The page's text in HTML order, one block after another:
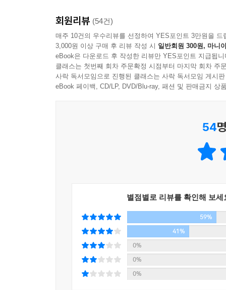
카메라 앵글 가득 함박웃음을 짓고 있는 젊은 남
뒤엉켜 얼어붙은 검게 그을린 얼굴에 꾀죄죄한 몰
그는 1970년에 세계 최초로 5대륙 최고봉 등정자
도전하는 것과 도전하지 못하는 것의 차이는 무엇
무엇이 도전을 가능하게 하는 걸까?
것이 가능했던 것은 그의 꿈을 향한 열정과 타고
그는 무언가 철학이 있어서 산에 오른 게 아니
우리는 왜 도전정신을 잃어버렸는가?
당신은 도전 앞에서 언제까지 머뭇거릴 것인가?
“나에게도 길에 대한 꿈이 하나 있다. ‘아침편
꿈’이다. 사람들은 묻는다. 왜 그 오지에서 한국
내 안의 또 다른 나를 만나기 때문이다.
회원리뷰 (54건)
매주 10건의 우수리뷰를 선정하여 YES포인트 3만원을 드
3,000원 이상 구매 후 리뷰 작성 시 일반회원 300원, 마니
eBook은 다운로드 후 작성한 리뷰만 YES포인트 지급됩니
클래스는 첫번째 회차 주문확정 시점부터 마지막 회차 주
사락 독서모임으로 진행된 클래스는 사락 독서모임 게시
eBook 페이백, CD/LP, DVD/Blu-ray, 패션 및 판매금지 상
54
별점별로 리뷰를 확인해 보세
59%
41%
0%
0%
0%